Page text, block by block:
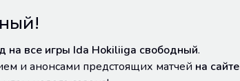
на все игры Ida Hokiliiga свободный.
и анонсами предстоящих матчей на сайте